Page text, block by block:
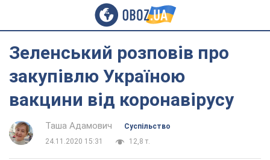
Зеленський розповів про
закупівлю Україною
вакцини від коронавірусу
Таша Адамович
Суспільство
24.11.2020 15:31
12,8 т.